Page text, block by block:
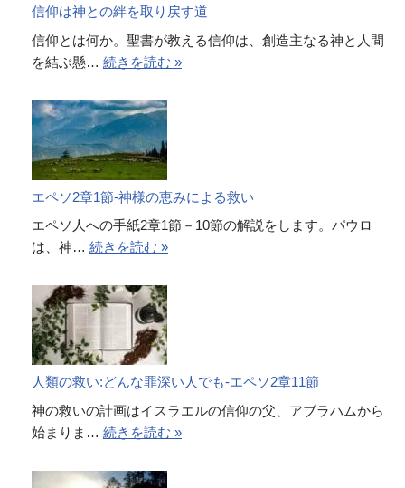
信仰は神との絆を取り戻す道
信仰とは何か。聖書が教える信仰は、創造主なる神と人間
を結ぶ懸… 続きを読む »
エペソ2章1節-神様の恵みによる救い
エペソ人への手紙2章1節－10節の解説をします。パウロ
は、神… 続きを読む »
人類の救い:どんな罪深い人でも-エペソ2章11節
神の救いの計画はイスラエルの信仰の父、アブラハムから
始まりま… 続きを読む »